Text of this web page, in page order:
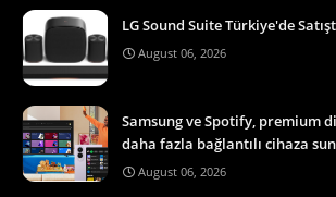
LG Sound Suite Türkiye'de
August 06, 2026
Samsung ve Spotify, premium
daha fazla bağlantılı cihaza
August 06, 2026